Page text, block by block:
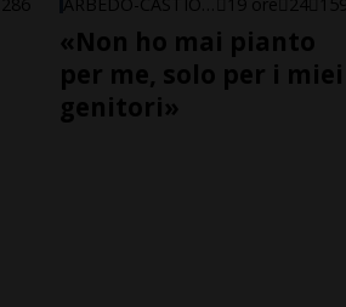
«Non ho mai pianto
per me, solo per i miei
genitori»